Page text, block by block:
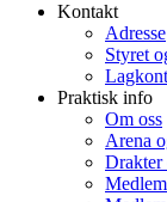
Kontakt
Adresse
Styret
Praktisk info
Om oss
Arena
Drakter